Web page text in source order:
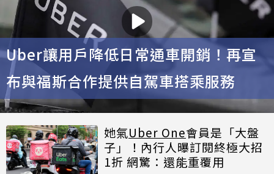
Uber讓用戶降低日常通車開銷！再宣
布與福斯合作提供自駕車搭乘服務
她氣Uber One會員是「大盤
子」！內行人曝訂閱終極大招
1折 網驚：還能重覆用